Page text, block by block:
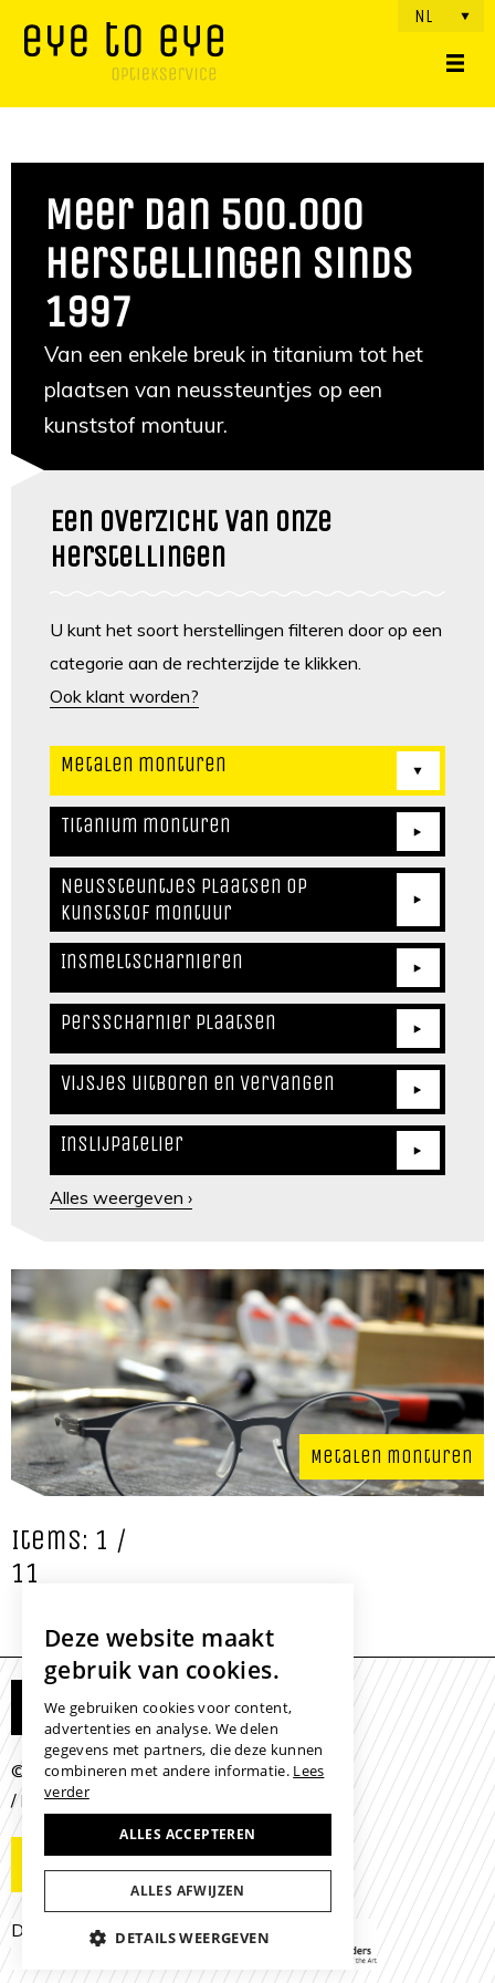
NL
Meer dan 500.000
herstellingen sinds
1997
Van een enkele breuk in titanium tot het
plaatsen van neussteuntjes op een
kunststof montuur.
Een overzicht van onze
herstellingen
U kunt het soort herstellingen filteren door op een
categorie aan de rechterzijde te klikken.
Ook klant worden?
Metalen monturen
Titanium monturen
Neussteuntjes plaatsen op
kunststof montuur
Insmeltscharnieren
Persscharnier plaatsen
Vijsjes uitboren en vervangen
Inslijpatelier
Alles weergeven ›
Metalen monturen
Items: 1 /
11
Mijn Eye to Eye
© 2026 -Colofon/Disclaimer/Cookies
/Leveringsvoorwaarden
Contactgegevens
Developed with the support of
Deze website maakt
gebruik van cookies.
We gebruiken cookies voor content,
advertenties en analyse. We delen
gegevens met partners, die deze kunnen
combineren met andere informatie. Lees
verder
ALLES ACCEPTEREN
ALLES AFWIJZEN
DETAILS WEERGEVEN